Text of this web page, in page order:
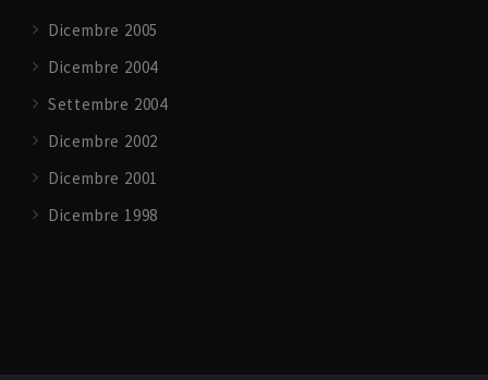
Dicembre 2005
Dicembre 2004
Settembre 2004
Dicembre 2002
Dicembre 2001
Dicembre 1998